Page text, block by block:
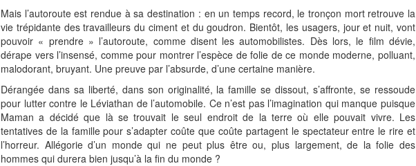
Mais l’autoroute est rendue à sa destination : en un temps record, le tronçon mort retrouve la
vie trépidante des travailleurs du ciment et du goudron. Bientôt, les usagers, jour et nuit, vont
pouvoir « prendre » l’autoroute, comme disent les automobilistes. Dès lors, le film dévie,
dérape vers l’insensé, comme pour montrer l’espèce de folie de ce monde moderne, polluant,
malodorant, bruyant. Une preuve par l’absurde, d’une certaine manière.
Dérangée dans sa liberté, dans son originalité, la famille se dissout, s’affronte, se ressoude
pour lutter contre le Léviathan de l’automobile. Ce n’est pas l’imagination qui manque puisque
Maman a décidé que là se trouvait le seul endroit de la terre où elle pouvait vivre. Les
tentatives de la famille pour s’adapter coûte que coûte partagent le spectateur entre le rire et
l’horreur. Allégorie d’un monde qui ne peut plus être ou, plus largement, de la folie des
hommes qui durera bien jusqu’à la fin du monde ?